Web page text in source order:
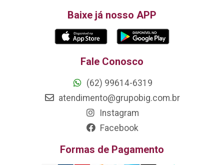
Baixe já nosso APP
Fale Conosco
(62) 99614-6319
atendimento@grupobig.com.br
Instagram
Facebook
Formas de Pagamento